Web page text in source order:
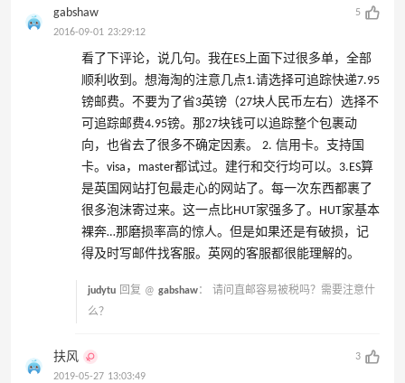
gabshaw
5
2016-09-01 23:29:12
看了下评论，说几句。我在ES上面下过很多单，全部
顺利收到。想海淘的注意几点1.请选择可追踪快递7.95
镑邮费。不要为了省3英镑（27块人民币左右）选择不
可追踪邮费4.95镑。那27块钱可以追踪整个包裹动
向，也省去了很多不确定因素。 2. 信用卡。支持国
卡。visa，master都试过。建行和交行均可以。3.ES算
是英国网站打包最走心的网站了。每一次东西都裹了
很多泡沫寄过来。这一点比HUT家强多了。HUT家基本
裸奔…那磨损率高的惊人。但是如果还是有破损，记
得及时写邮件找客服。英网的客服都很能理解的。
judytu 回复 @ gabshaw： 请问直邮容易被税吗？需要注意什
么？
扶风
3
2019-05-27 13:03:49